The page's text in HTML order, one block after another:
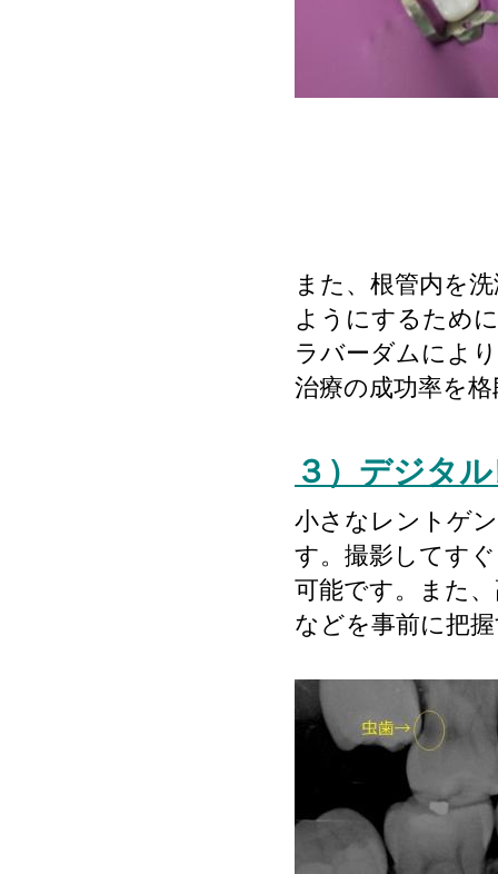
また、根管内を
ようにするため
ラバーダムによ
治療の成功率を
３）デジタ
小さなレントゲ
す。撮影してす
可能です。また
などを事前に把